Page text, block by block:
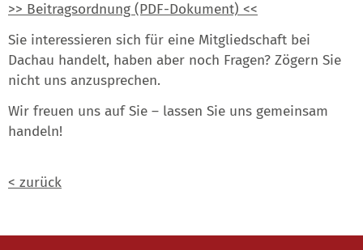
>> Beitragsordnung (PDF-Dokument) <<
Sie interessieren sich für eine Mitgliedschaft bei
Dachau handelt, haben aber noch Fragen? Zögern Sie
nicht uns anzusprechen.
Wir freuen uns auf Sie – lassen Sie uns gemeinsam
handeln!
< zurück